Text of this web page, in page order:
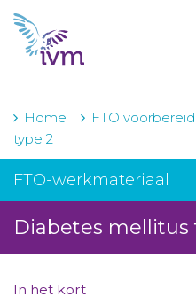
VMI
FTO voorbereiding
IVM-academie
Zorginstellingen
Voorschrijfgedrag
Projecten
Home FTO
type 2
FTO-werkmateriaal
Diabetes mellitus
In het kort